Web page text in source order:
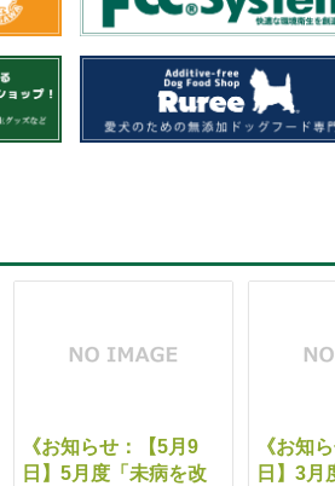
《お知らせ：【5月9
日】5月度「未病を改
《お知
日】3月